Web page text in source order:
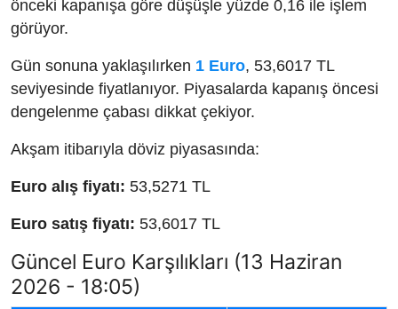
önceki kapanışa göre düşüşle yüzde 0,16 ile işlem
görüyor.
Gün sonuna yaklaşılırken 1 Euro, 53,6017 TL
seviyesinde fiyatlanıyor. Piyasalarda kapanış öncesi
dengelenme çabası dikkat çekiyor.
Akşam itibarıyla döviz piyasasında:
Euro alış fiyatı: 53,5271 TL
Euro satış fiyatı: 53,6017 TL
Güncel Euro Karşılıkları (13 Haziran
2026 - 18:05)